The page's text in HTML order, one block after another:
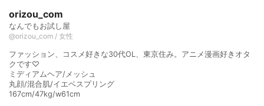
orizou_com
なんでもお試し屋
@orizou_com / 女性
ファッション、コスメ好きな30代OL、東京住み。アニメ漫画好きオタ
クです♡
ミディアムヘア/メッシュ
丸顔/混合肌/イエベスプリング
167cm/47kg/w61cm